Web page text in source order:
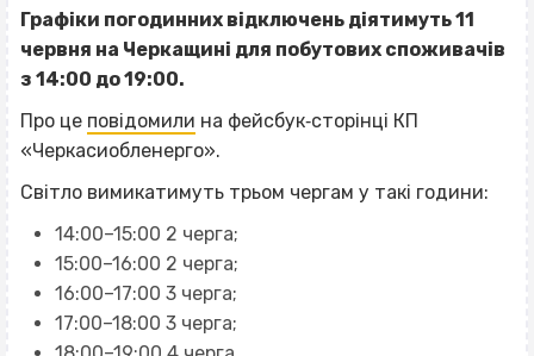
Графіки погодинних відключень діятимуть 11
червня на Черкащині для побутових споживачів
з 14:00 до 19:00.
Про це повідомили на фейсбук‐сторінці КП
«Черкасиобленерго».
Світло вимикатимуть трьом чергам у такі години:
14:00–15:00 2 черга;
15:00–16:00 2 черга;
16:00–17:00 3 черга;
17:00–18:00 3 черга;